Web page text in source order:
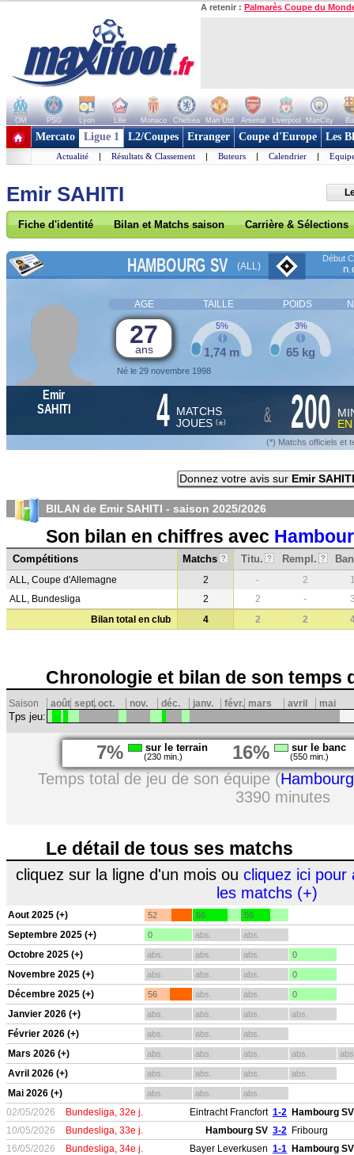
A retenir : Palmarès Coupe du
OM PSG Lyon Lille Monaco Chelsea Man Utd Arsenal Liverpool ManCity
+ de clubs
Mercato Ligue 1 L2/Coupes Etranger Coupe d'Europe Les
Actualité | Résultats & Classement | Buteurs | Calendrier |
Emir SAHITI
Fiche d'identité Bilan et Matchs saison Carrière & Sélections
HAMBOURG SV (ALL)
Début
AGE TAILLE POIDS
27
ans
Né le 29 novembre 1998
1,74 m
5%
65 kg
3%
Emir
SAHITI
4 MATCHS
JOUES (*) & 200
(*) Matchs officiels et
Donnez votre avis sur Emir SAHITI
BILAN de Emir SAHITI - saison 2025/2026
Son bilan en chiffres avec
Compétitions Matchs ? Titu. ? Rempl. ?
ALL, Coupe d'Allemagne 2 - 2
ALL, Bundesliga
2 2 -
Bilan total en club
4 2 2
Chronologie et bilan de son temps
Saison août sept.oct. nov. déc. janv. févr. mars avril mai
Tps jeu:
7% sur le terrain
(230 min.) 16% sur le banc
(550 min.)
Temps total de jeu de son équipe (
3390 minutes
Le détail de tous ses matchs
cliquez sur la ligne d'un mois ou cliquez ici pour
les matchs (+)
Aout 2025 (+) 52 66 56
Septembre 2025 (+) 0 abs. abs.
Octobre 2025 (+) abs. abs. abs. 0
Novembre 2025 (+) abs. abs. abs. 0
Décembre 2025 (+) 56 abs. abs. 0
Janvier 2026 (+) abs. abs. abs. abs.
Février 2026 (+) abs. abs. abs.
Mars 2026 (+) abs. abs. abs. abs.
Avril 2026 (+) abs. abs. abs. abs.
Mai 2026 (+) abs. abs. abs.
02/05/2026 Bundesliga, 32e j. Eintracht Francfort 1-2 Hambourg SV
10/05/2026
Bundesliga, 33e j. Hambourg SV 3-2 Fribourg
16/05/2026
Bundesliga, 34e j. Bayer Leverkusen 1-1 Hambourg SV